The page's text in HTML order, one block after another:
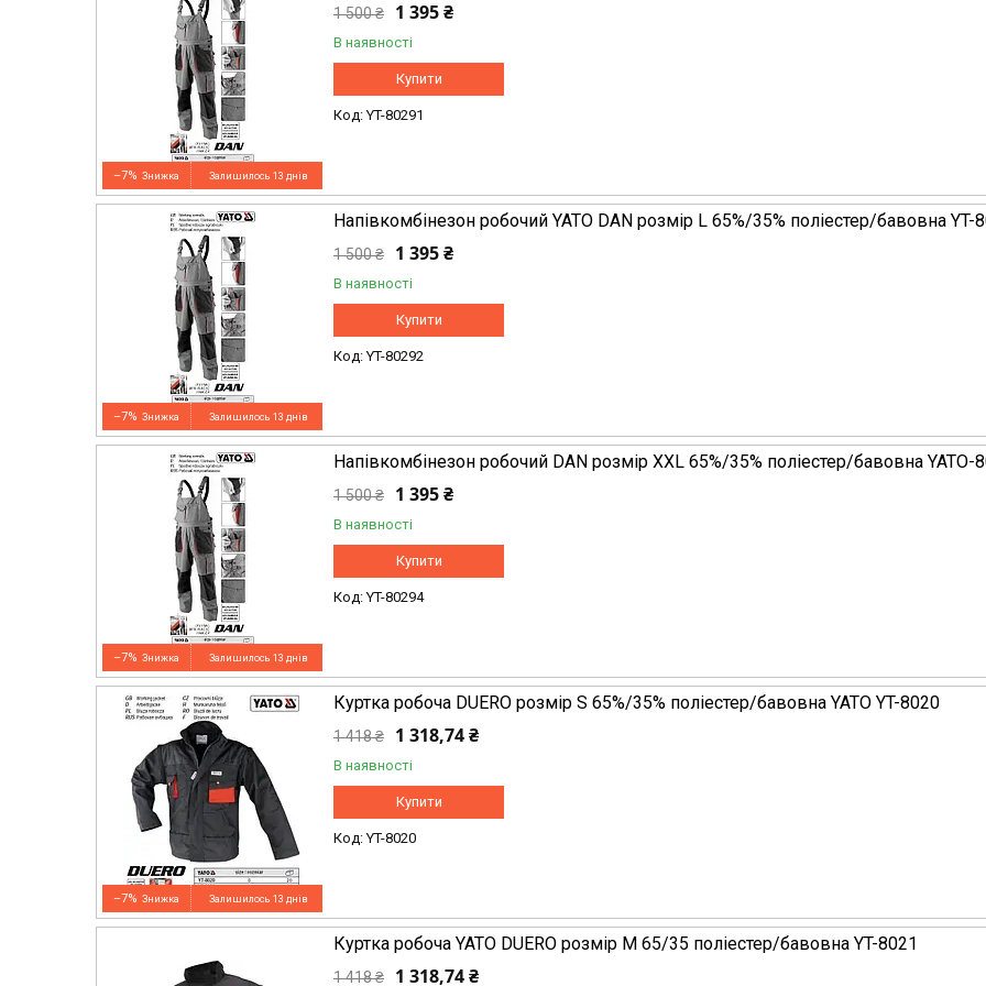
–7% Залишилось 13 днів
1 500 ₴ 1 395 ₴
В наявності
Купити
YT-80291
–7% Залишилось 13 днів
Напівкомбінезон робочий YATO DAN розмір L 65%/35% поліестер/бавовна YT-
1 500 ₴ 1 395 ₴
В наявності
Купити
YT-80292
–7% Залишилось 13 днів
Напівкомбінезон робочий DAN розмір XXL 65%/35% поліестер/бавовна YATO-
1 500 ₴ 1 395 ₴
В наявності
Купити
YT-80294
–7% Залишилось 13 днів
Куртка робоча DUERO розмір S 65%/35% поліестер/бавовна YATO YT-8020
1 418 ₴ 1 318,74 ₴
В наявності
Купити
YT-8020
Куртка робоча YATO DUERO розмір M 65/35 поліестер/бавовна YT-8021
1 418 ₴ 1 318,74 ₴